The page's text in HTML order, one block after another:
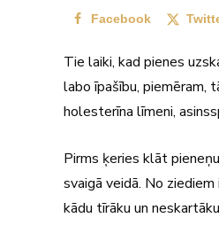
Facebook
Tie laiki, kad pienes
labo īpašību, piemēram,
holesterīna līmeni,
Pirms ķeries klāt
svaigā veidā. No
kādu tīrāku un